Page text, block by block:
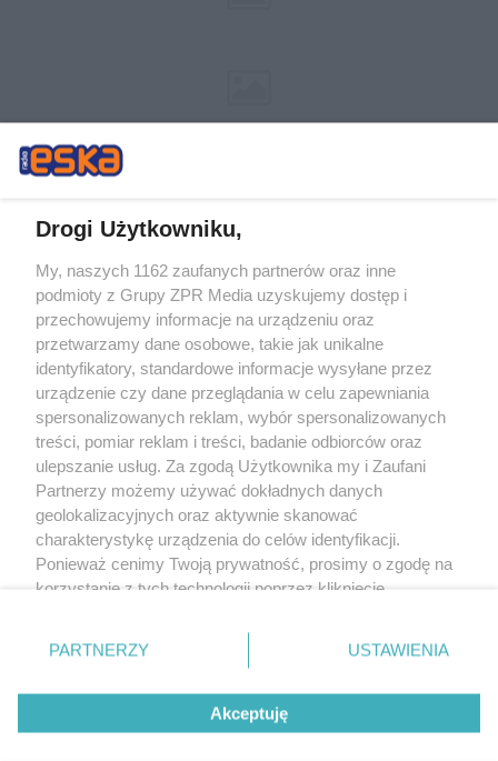
Żaden utwór zamieszczony w serwisie nie może być powielany i
rozpowszechniany lub dalej rozpowszechniany w jakikolwiek sposób (w
tym także elektroniczny lub mechaniczny) na jakimkolwiek polu
eksploatacji w jakiejkolwiek formie, włącznie z umieszczaniem w Internecie
bez pisemnej zgody właściciela praw. Jakiekolwiek użycie lub
wykorzystanie utworów w całości lub w części z naruszeniem prawa, tzn.
bez właściwej zgody, jest zabronione pod groźbą kary i może być ścigane
prawnie.
O nas
Drogi Użytkowniku,
My, naszych 1162 zaufanych partnerów oraz inne
podmioty z Grupy ZPR Media uzyskujemy dostęp i
przechowujemy informacje na urządzeniu oraz
przetwarzamy dane osobowe, takie jak unikalne
identyfikatory, standardowe informacje wysyłane przez
urządzenie czy dane przeglądania w celu zapewniania
spersonalizowanych reklam, wybór spersonalizowanych
treści, pomiar reklam i treści, badanie odbiorców oraz
ulepszanie usług. Za zgodą Użytkownika my i Zaufani
Partnerzy możemy używać dokładnych danych
geolokalizacyjnych oraz aktywnie skanować
charakterystykę urządzenia do celów identyfikacji.
Ponieważ cenimy Twoją prywatność, prosimy o zgodę na
korzystanie z tych technologii poprzez kliknięcie
zmienić/wycofać klikając przycisk ustawień prywatności
znajdujący się w lewym dolnym rogu strony
rodzaje przetwarzania danych nie wymagają zgody
użytkownika, ale masz prawo sprzeciwić się takiemu
przetwarzaniu. Preferencje będą miały zastosowanie tylko
PARTNERZY USTAWIENIA
Akceptuję